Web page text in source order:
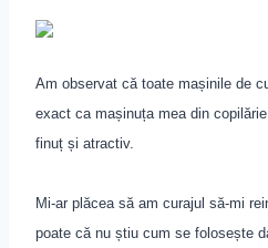
Am observat că toate mașinile de
exact ca mașinuța mea din
finuț și atractiv.
Mi-ar plăcea să am curajul să-mi
poate că nu știu cum se folosește